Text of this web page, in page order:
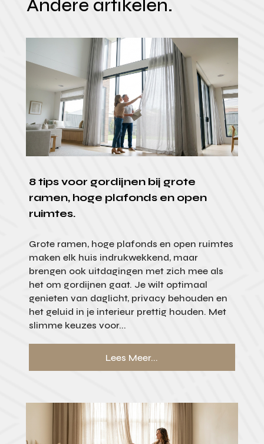
Andere artikelen.
8 tips voor gordijnen bij grote
ramen, hoge plafonds en open
ruimtes.
Grote ramen, hoge plafonds en open ruimtes
maken elk huis indrukwekkend, maar
brengen ook uitdagingen met zich mee als
het om gordijnen gaat. Je wilt optimaal
genieten van daglicht, privacy behouden en
het geluid in je interieur prettig houden. Met
slimme keuzes voor...
Lees Meer...